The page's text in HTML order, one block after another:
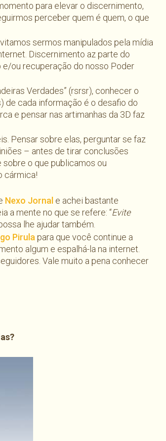
para elevar o discernimento,
perceber quem é quem, o que
sermos manipulados pela mídia
Discernimento az parte do
ou recuperação do nosso Poder
Verdades” (rsrsr), conhecer o
de cada informação é o desafio do
e pensar nas artimanhas da 3D faz
Pensar sobre elas, perguntar se faz
– antes de tirar conclusões
o que publicamos ou
cármica!
Nexo Jornal e achei bastante
a mente no que se refere: “Evite
lhe ajudar também.
Pirula para que você continue a
algum e espalhá-la na internet.
Vale muito a pena conhecer